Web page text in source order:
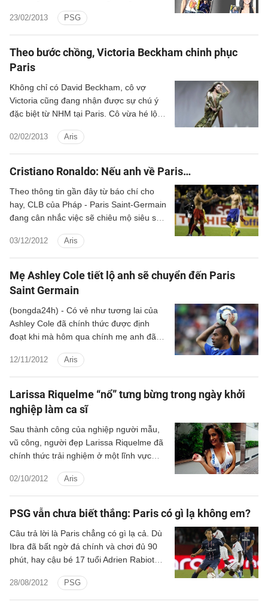
23/02/2013 PSG
“gangster”. Helena Seger bà xã của tiền
đạo số 1 PSG, Zlatan Ibrahimovic.
Helena được coi là “ong chúa” của khu
vực hậu trường đội bóng thủ đô dù đặt
chân tới đây chưa đầy một mùa giải.
Theo bước chồng, Victoria Beckham chinh phục
Paris
02/02/2013 Aris
Không chỉ có David Beckham, cô vợ
Victoria cũng đang nhận được sự chú ý
đặc biệt từ NHM tại Paris. Cô vừa hé lộ
trang Paris bằng loạt sản phẩm mới…
Cristiano Ronaldo: Nếu anh về Paris…
03/12/2012 Aris
Theo thông tin gần đây từ báo chí cho
hay, CLB của Pháp - Paris Saint-Germain
đang cân nhắc việc sẽ chiêu mộ siêu sao
mức giá siêu khủng 100 triệu bảng. Vậy
nếu điều này trở thành sự thật, liệu rằng
sẽ có những chuyện gì có thể xảy ra?
Mẹ Ashley Cole tiết lộ anh sẽ chuyển đến Paris
Saint Germain
12/11/2012 Aris
(bongda24h) - Có vẻ như tương lai của
Ashley Cole đã chính thức được định
đoạt khi mà hôm qua chính mẹ anh đã
không còn quá xa vời”.
Larissa Riquelme “nổ” tưng bừng trong ngày khởi
nghiệp làm ca sĩ
02/10/2012 Aris
Sau thành công của nghiệp người mẫu,
vũ công, người đẹp Larissa Riquelme đã
chính thức trải nghiệm ở một lĩnh vực
PSG vẫn chưa biết thắng: Paris có gì lạ không em?
28/08/2012 PSG
Câu trả lời là Paris chẳng có gì lạ cả. Dù
Ibra đã bất ngờ đá chính và chơi đủ 90
phút, hay cậu bé 17 tuổi Adrien Rabiot
nhưng sân Các hoàng tử vẫn không thể
chứng kiến chiến thắng đầu tiên ở mùa